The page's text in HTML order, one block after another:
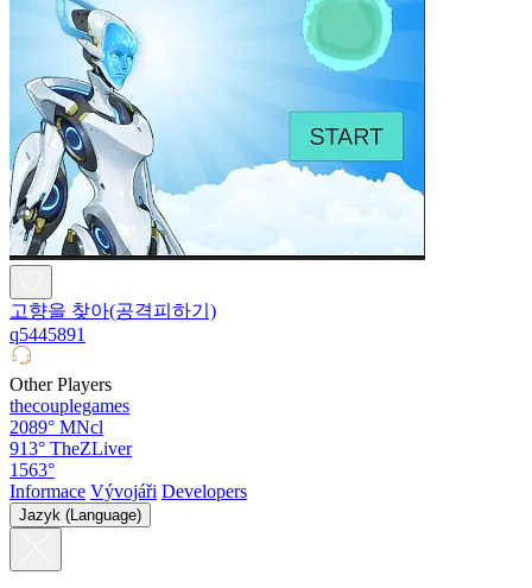
고향을 찾아(공격피하기)
q5445891
Other Players
thecouplegames
2089° MNcl
913° TheZLiver
1563°
Informace Vývojáři Developers
Jazyk (Language)